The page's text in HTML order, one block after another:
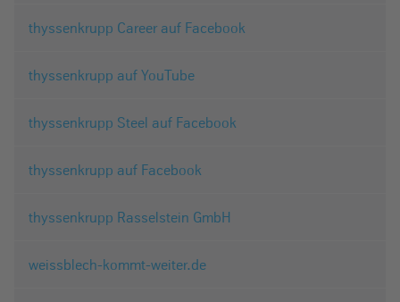
thyssenkrupp Career auf Facebook
thyssenkrupp auf YouTube
thyssenkrupp Steel auf Facebook
thyssenkrupp auf Facebook
thyssenkrupp Rasselstein GmbH
weissblech-kommt-weiter.de